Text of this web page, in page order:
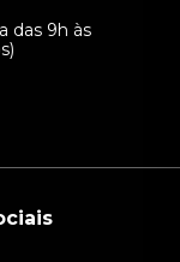
das 9h às